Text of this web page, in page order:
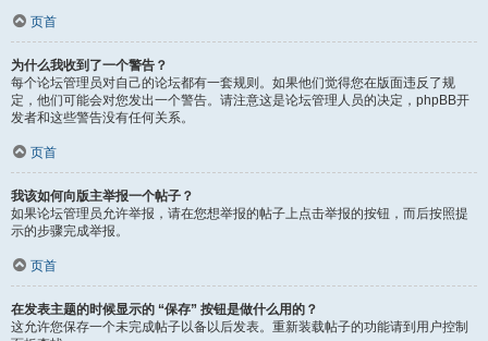
页首
为什么我收到了一个警告？
每个论坛管理员对自己的论坛都有一套规则。如果他们觉得您在版面违反了规
定，他们可能会对您发出一个警告。请注意这是论坛管理人员的决定，phpBB开
发者和这些警告没有任何关系。
页首
我该如何向版主举报一个帖子？
如果论坛管理员允许举报，请在您想举报的帖子上点击举报的按钮，而后按照提
示的步骤完成举报。
页首
在发表主题的时候显示的 “保存” 按钮是做什么用的？
这允许您保存一个未完成帖子以备以后发表。重新装载帖子的功能请到用户控制